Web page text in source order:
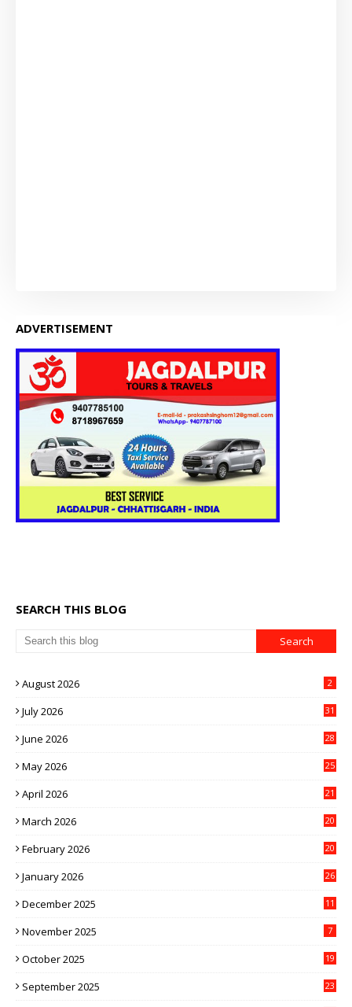
ADVERTISEMENT
SEARCH THIS BLOG
August 2026 2
July 2026 31
June 2026 28
May 2026 25
April 2026 21
March 2026 20
February 2026 20
January 2026 26
December 2025 11
November 2025 7
October 2025 19
September 2025 23